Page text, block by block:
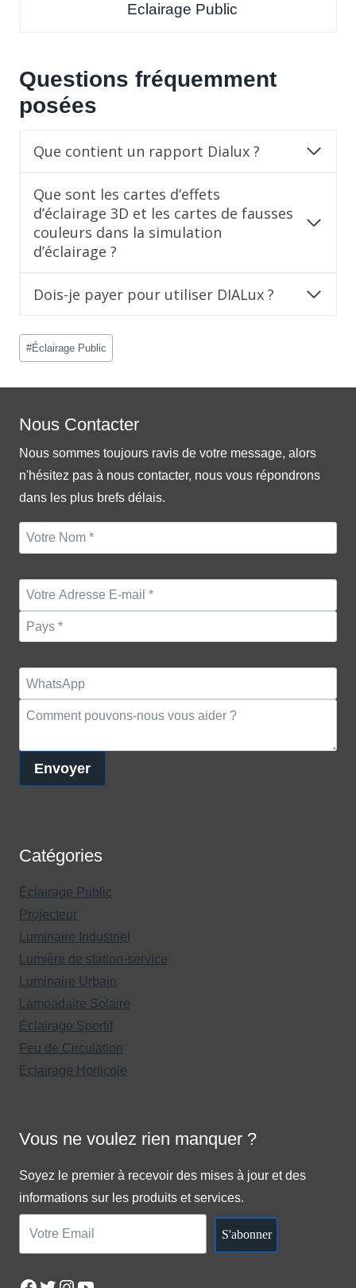
Eclairage Public
Questions fréquemment
posées
Que contient un rapport Dialux ?
Que sont les cartes d’effets
d’éclairage 3D et les cartes de fausses
couleurs dans la simulation
d’éclairage ?
Dois-je payer pour utiliser DIALux ?
Post
Tags:
#Éclairage Public
Nous Contacter
Nous sommes toujours ravis de votre message, alors
n'hésitez pas à nous contacter, nous vous répondrons
dans les plus brefs délais.
Envoyer
Catégories
Éclairage Public
Projecteur
Luminaire Industriel
Lumière de station-service
Luminaire Urbain
Lampadaire Solaire
Éclairage Sportif
Feu de Circulation
Éclairage Horticole
Vous ne voulez rien manquer ?
Soyez le premier à recevoir des mises à jour et des
informations sur les produits et services.
S'abonner